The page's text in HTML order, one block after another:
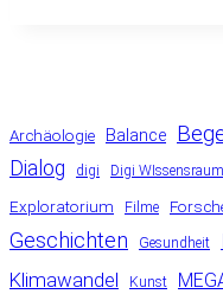
Archäologie Balance
Dialog
digi Digi WIssensraum
Exploratorium Filme
Geschichten Gesundheit
Klimawandel Kunst